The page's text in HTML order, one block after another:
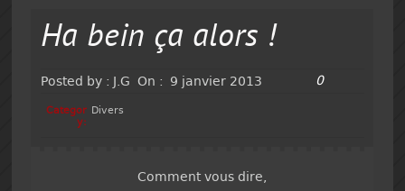
Ha bein ça alors !
Posted by : J.G On : 9 janvier 2013 0
Categor
y:
Divers
Comment vous dire,